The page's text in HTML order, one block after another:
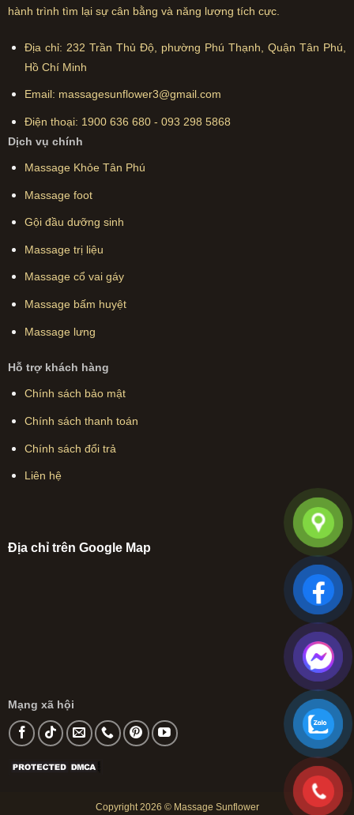
hành trình tìm lại sự cân bằng và năng lượng tích cực.
Địa chỉ: 232 Trần Thủ Độ, phường Phú Thạnh, Quận Tân Phú,
Hồ Chí Minh
Email: massagesunflower3@gmail.com
Điện thoại: 1900 636 680- 093 298 5868
Dịch vụ chính
Massage Khỏe Tân Phú
Massage foot
Gội đầu dưỡng sinh
Massage trị liệu
Massage cổ vai gáy
Massage bấm huyệt
Massage lưng
Hỗ trợ khách hàng
Chính sách bảo mật
Chính sách thanh toán
Chính sách đổi trả
Liên hệ
Địa chỉ trên Google Map
Mạng xã hội
Copyright 2026 © Massage Sunflower